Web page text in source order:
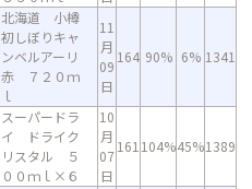
北海道 小樽
初しぼりキャ
ンベルアーリ
赤 ７２０ｍ
ｌ
11
月
09
日
164 90% 6% 1341
スーパードラ
イ ドライク
リスタル ５
００ｍｌ×６
10
月
07
日
161 104%45%1389